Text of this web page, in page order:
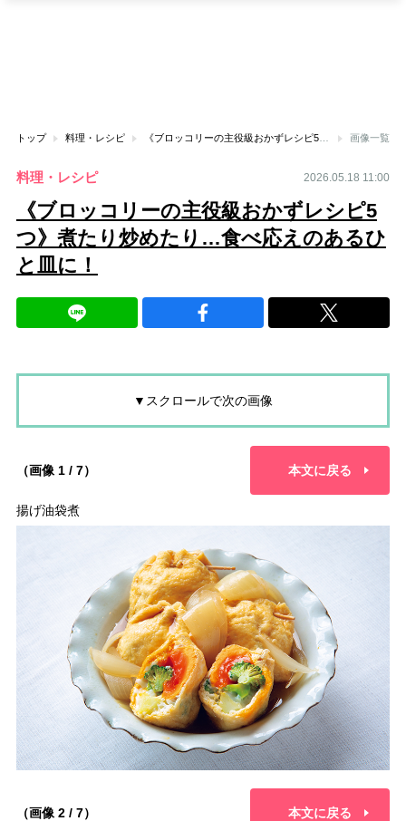
トップ 料理・レシピ 《ブロッコリーの主役級おかずレシピ5つ》煮たり炒めたり…食べ応えのあるひと皿に！ 画像一覧
料理・レシピ 2026.05.18 11:00
《ブロッコリーの主役級おかずレシピ5
つ》煮たり炒めたり…食べ応えのあるひ
と皿に！
▼スクロールで次の画像
（画像 1 / 7） 本文に戻る
揚げ油袋煮
（画像 2 / 7） 本文に戻る